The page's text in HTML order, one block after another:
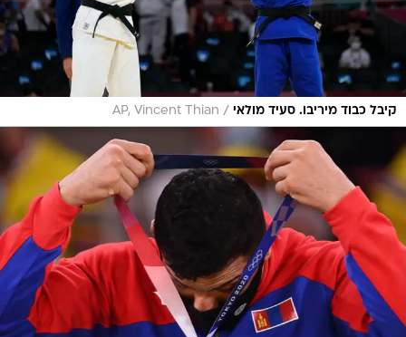
קיבל כבוד מיריבו. סעיד מולאי /
AP, Vincent Thian